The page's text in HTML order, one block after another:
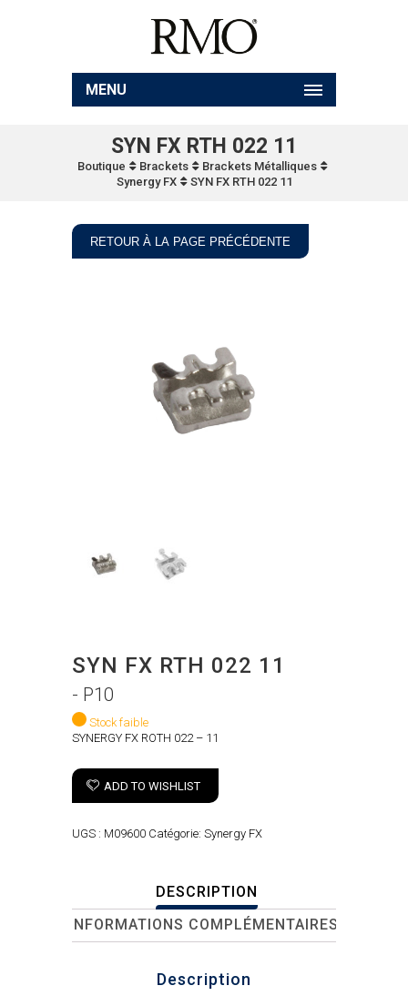
MENU
SYN FX RTH 022 11
Boutique Brackets
Brackets Métalliques
Synergy FX
SYN FX RTH 022 11
RETOUR À LA PAGE PRÉCÉDENTE
SYN FX RTH 022 11
- P10
Stock faible
SYNERGY FX ROTH 022 – 11
ADD TO WISHLIST
UGS : M09600 Catégorie: Synergy FX
DESCRIPTION
INFORMATIONS COMPLÉMENTAIRES
Description